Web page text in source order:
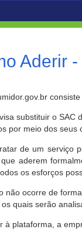
Aderir
substituir o SAC
por meio dos seus
de um serviço
aderem
os esforços
não ocorre de
quais serão
à plataforma, a